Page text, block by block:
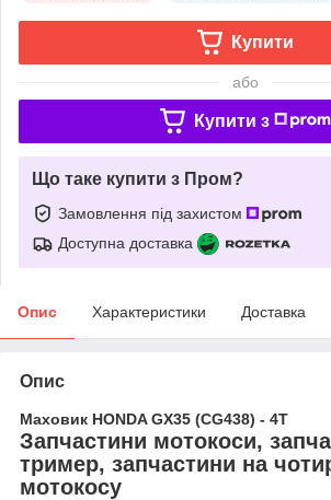
Купити
або
Купити з
Що таке купити з Пром?
Замовлення під захистом
Доступна доставка
Опис Характеристики Доставка
Опис
Маховик HONDA GX35 (CG438) - 4Т
Запчастини мотокоси,
тример, запчастини на
мотокосу